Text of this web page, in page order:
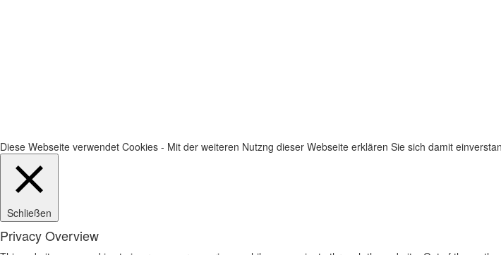
Diese Webseite verwendet Cookies - Mit der weiteren Nutzng dieser Webseite erklären Sie sich damit
Schließen
Privacy Overview